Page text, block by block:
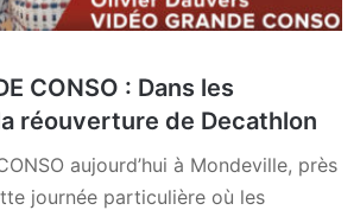
CONSO : Dans les
réouverture de Decathlon
aujourd’hui à Mondeville, près
journée particulière où les